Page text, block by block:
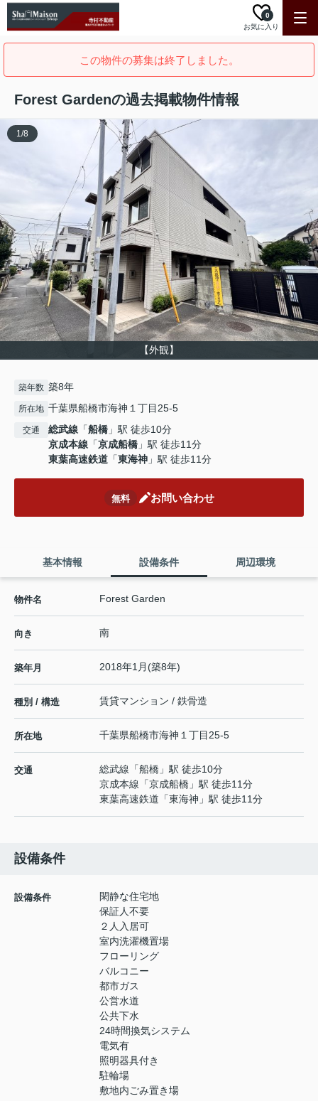
お気に入り
0
この物件の募集は終了しました。
Forest Gardenの過去掲載物件情報
【外観】
1/8
築年数 築8年
所在地 千葉県船橋市海神１丁目25-5
交通 総武線 「船橋 」駅 徒歩10分
京成本線 「京成船橋 」駅 徒歩11分
東葉高速鉄道 「東海神 」駅 徒歩11分
無料 お問い合わせ
基本情報 設備条件 周辺環境
物件名 Forest Garden
向き 南
築年月 2018年1月(築8年)
種別 / 構造 賃貸マンション / 鉄骨造
所在地 千葉県船橋市海神 １丁目25-5
交通 総武線 「船橋 」駅 徒歩10分
京成本線 「京成船橋 」駅 徒歩11分
東葉高速鉄道 「東海神 」駅 徒歩11分
設備条件
設備条件
閑静な住宅地
保証人不要
２人入居可
室内洗濯機置場
フローリング
バルコニー
都市ガス
公営水道
公共下水
24時間換気システム
電気有
照明器具付き
駐輪場
敷地内ごみ置き場